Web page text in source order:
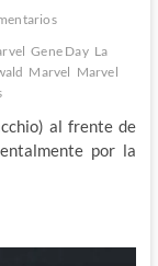
Gene Day La
Marvel Marvel
al frente de
por la